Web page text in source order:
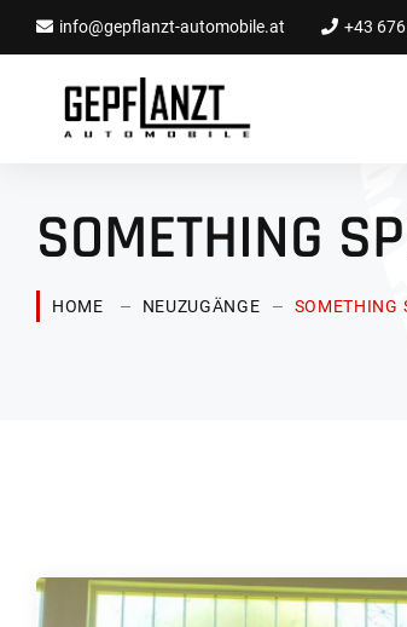
info@gepflanzt-automobile.at +43
SOMETHING
HOME NEUZUGÄNGE SOMETHING